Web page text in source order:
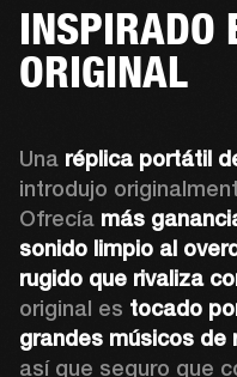
INSPIRADO
ORIGINAL
Una réplica portátil
introdujo
Ofrecía más
sonido limpio al
rugido que rivaliza
original es tocado
grandes músicos de
así que seguro que